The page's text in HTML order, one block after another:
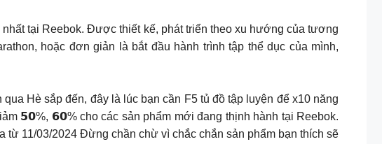
tại Reebok. Được thiết kế, phát triển theo xu hướng của tương
hoặc đơn giản là bắt đầu hành trình tập thể dục của mình,
sắp đến, đây là lúc bạn cần F5 tủ đồ tập luyện để x10 năng
𝟱𝟬%, 𝟲𝟬% cho các sản phẩm mới đang thịnh hành tại Reebok.
từ 11/03/2024 Đừng chần chừ vì chắc chắn sản phẩm bạn thích sẽ